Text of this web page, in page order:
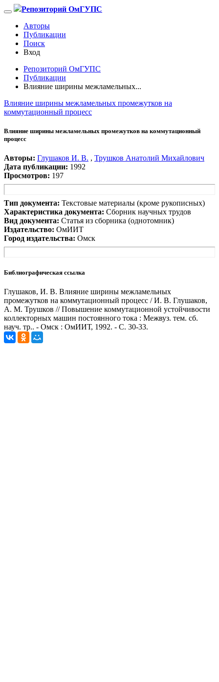
Репозиторий ОмГУПС
Авторы
Публикации
Поиск
Вход
Репозиторий ОмГУПС
Публикации
Влияние ширины межламельных...
Влияние ширины межламельных промежутков на
коммутационный процесс
Влияние ширины межламельных промежутков на коммутационный
процесс
Авторы: Глушаков И. В. , Трушков Анатолий Михайлович
Дата публикации: 1992
Просмотров: 197
Тип документа: Текстовые материалы (кроме рукописных)
Характеристика документа: Сборник научных трудов
Вид документа: Статья из сборника (однотомник)
Издательство: ОмИИТ
Город издательства: Омск
Библиографическая ссылка
Глушаков, И. В. Влияние ширины межламельных
промежутков на коммутационный процесс / И. В. Глушаков,
А. М. Трушков // Повышение коммутационной устойчивости
коллекторных машин постоянного тока : Межвуз. тем. сб.
науч. тр.. - Омск : ОмИИТ, 1992. - С. 30-33.